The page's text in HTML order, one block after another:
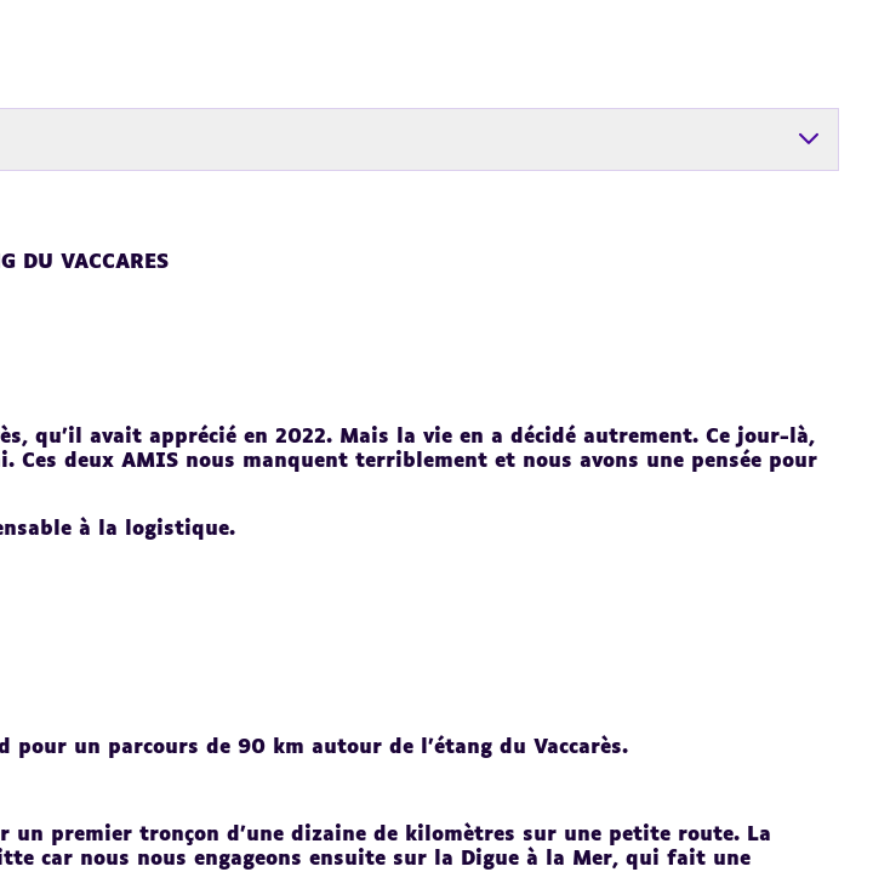
DU VACCARES
qu’il avait apprécié en 2022. Mais la vie en a décidé autrement. Ce jour-là,
deux AMIS nous manquent terriblement et nous avons une pensée pour
à la logistique.
pour un parcours de 90 km autour de l’étang du Vaccarès.
premier tronçon d’une dizaine de kilomètres sur une petite route. La
car nous nous engageons ensuite sur la Digue à la Mer, qui fait une